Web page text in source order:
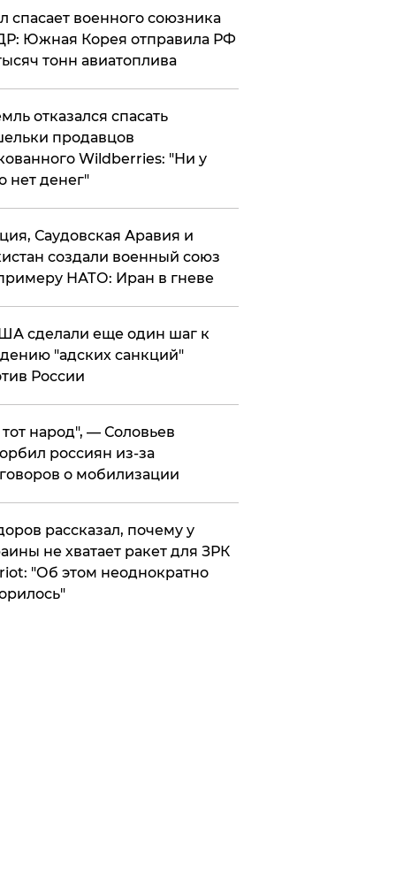
спасает военного союзника
Южная Корея отправила РФ
тонн авиатоплива
отказался спасать
продавцов
Wildberries: "Ни у
нет денег"
Саудовская Аравия и
создали военный союз
НАТО: Иран в гневе
сделали еще один шаг к
"адских санкций"
России
народ", — Соловьев
россиян из-за
о мобилизации
рассказал, почему у
не хватает ракет для ЗРК
"Об этом неоднократно